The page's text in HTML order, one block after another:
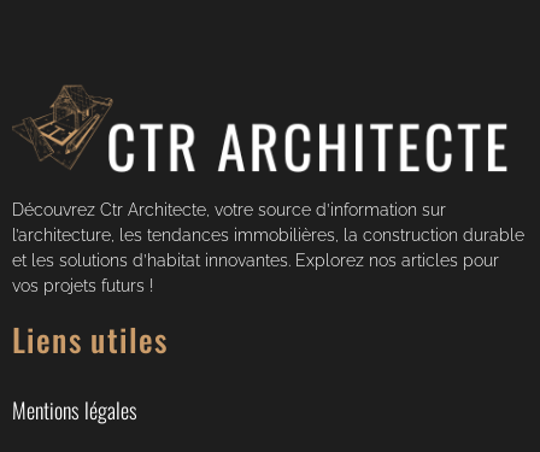
Découvrez Ctr Architecte, votre source d’information sur
l’architecture, les tendances immobilières, la construction durable
et les solutions d’habitat innovantes. Explorez nos articles pour
vos projets futurs !
Liens utiles
Mentions légales